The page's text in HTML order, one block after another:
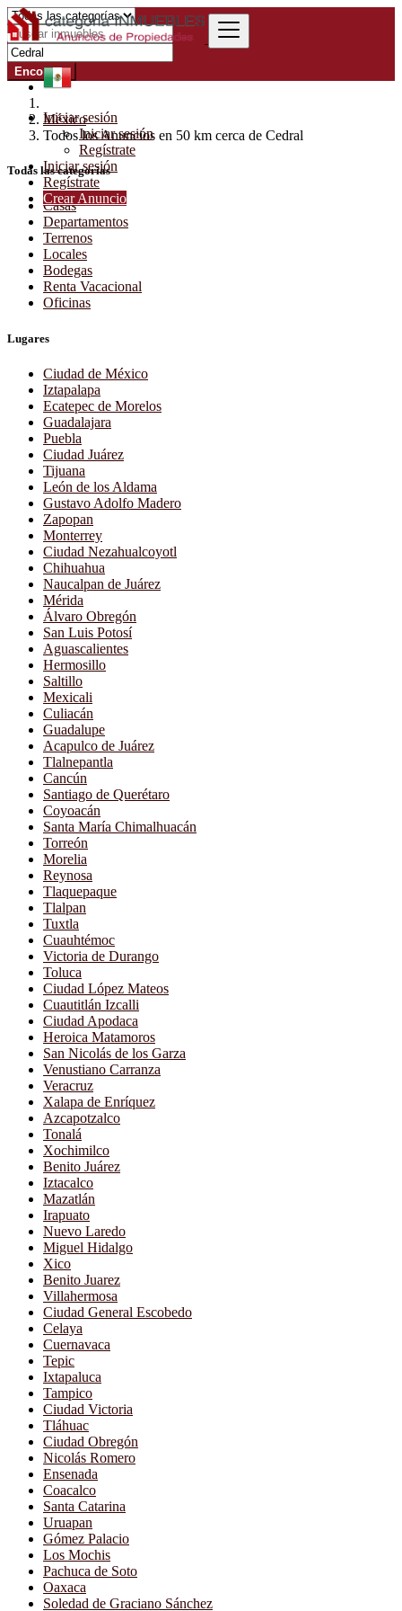
Iniciar sesión
Iniciar sesión
Regístrate
Iniciar sesión
Regístrate
Crear Anuncio
Encontrar
México
Todos los Anuncios en 50 km cerca de Cedral
Todas las categorías
Casas
Departamentos
Terrenos
Locales
Bodegas
Renta Vacacional
Oficinas
Lugares
Ciudad de México
Iztapalapa
Ecatepec de Morelos
Guadalajara
Puebla
Ciudad Juárez
Tijuana
León de los Aldama
Gustavo Adolfo Madero
Zapopan
Monterrey
Ciudad Nezahualcoyotl
Chihuahua
Naucalpan de Juárez
Mérida
Álvaro Obregón
San Luis Potosí
Aguascalientes
Hermosillo
Saltillo
Mexicali
Culiacán
Guadalupe
Acapulco de Juárez
Tlalnepantla
Cancún
Santiago de Querétaro
Coyoacán
Santa María Chimalhuacán
Torreón
Morelia
Reynosa
Tlaquepaque
Tlalpan
Tuxtla
Cuauhtémoc
Victoria de Durango
Toluca
Ciudad López Mateos
Cuautitlán Izcalli
Ciudad Apodaca
Heroica Matamoros
San Nicolás de los Garza
Venustiano Carranza
Veracruz
Xalapa de Enríquez
Azcapotzalco
Tonalá
Xochimilco
Benito Juárez
Iztacalco
Mazatlán
Irapuato
Nuevo Laredo
Miguel Hidalgo
Xico
Benito Juarez
Villahermosa
Ciudad General Escobedo
Celaya
Cuernavaca
Tepic
Ixtapaluca
Tampico
Ciudad Victoria
Tláhuac
Ciudad Obregón
Nicolás Romero
Ensenada
Coacalco
Santa Catarina
Uruapan
Gómez Palacio
Los Mochis
Pachuca de Soto
Oaxaca
Soledad de Graciano Sánchez